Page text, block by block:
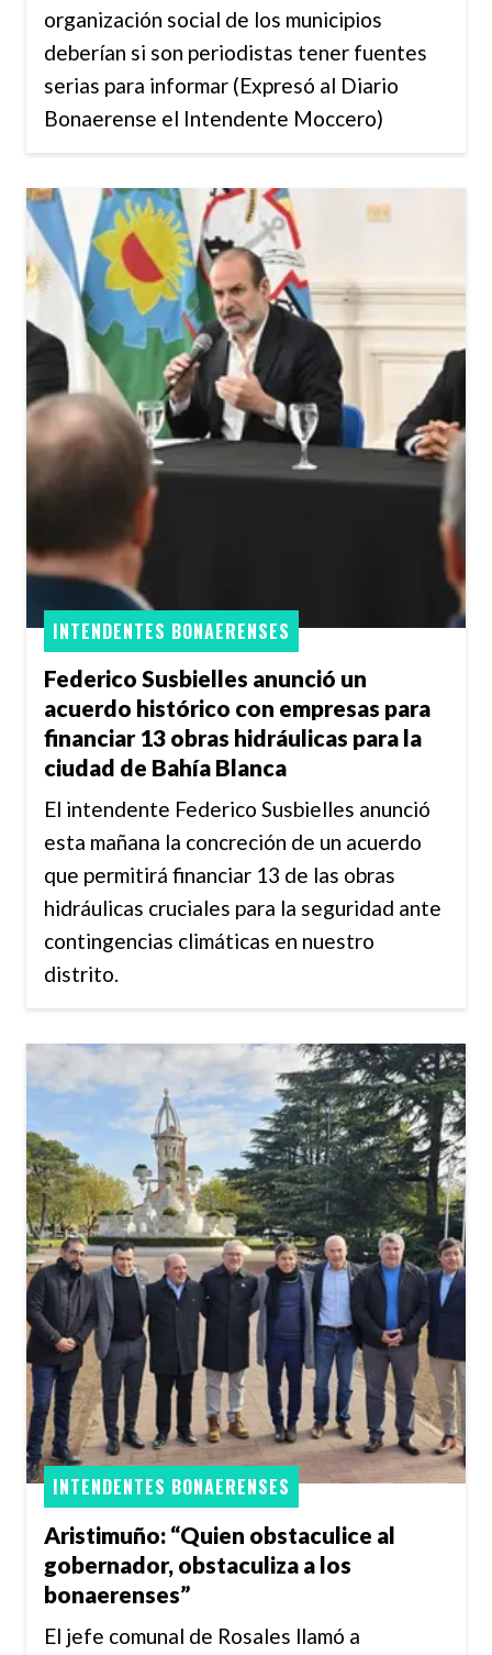
organización social de los municipios
deberían si son periodistas tener fuentes
serias para informar (Expresó al Diario
Bonaerense el Intendente Moccero)
Federico Susbielles anunció un
acuerdo histórico con empresas para
financiar 13 obras hidráulicas para la
ciudad de Bahía Blanca
INTENDENTES BONAERENSES
El intendente Federico Susbielles anunció
esta mañana la concreción de un acuerdo
que permitirá financiar 13 de las obras
hidráulicas cruciales para la seguridad ante
contingencias climáticas en nuestro
distrito.
Aristimuño: “Quien obstaculice al
gobernador, obstaculiza a los
bonaerenses”
INTENDENTES BONAERENSES
El jefe comunal de Rosales llamó a